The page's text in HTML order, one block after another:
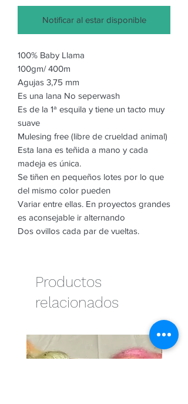
Notificar al estar disponible
100% Baby Llama
100gm/ 400m
Agujas 3,75 mm
Es una lana No seperwash
Es de la 1ª esquila y tiene un tacto muy
suave
Mulesing free (libre de crueldad animal)
Esta lana es teñida a mano y cada
madeja es única.
Se tiñen en pequeños lotes por lo que
del mismo color pueden
Variar entre ellas. En proyectos grandes
es aconsejable ir alternando
Dos ovillos cada par de vueltas.
Productos
relacionados